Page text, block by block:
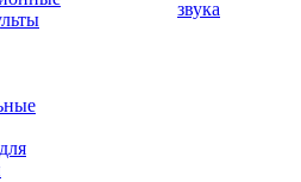
звука